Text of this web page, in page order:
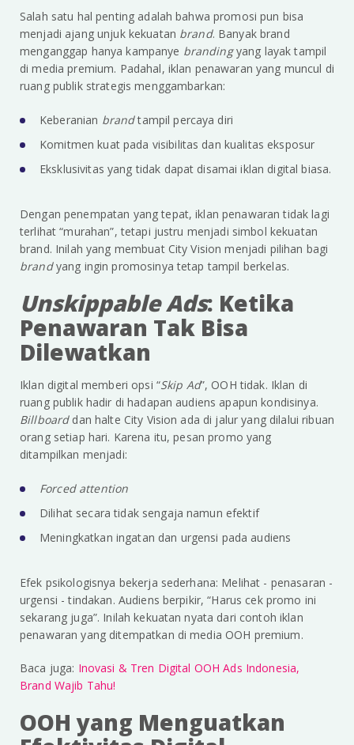
Salah satu hal penting adalah bahwa promosi pun bisa
menjadi ajang unjuk kekuatan brand. Banyak brand
menganggap hanya kampanye brandingyang layak tampil
di media premium. Padahal, iklan penawaran yang muncul di
ruang publik strategis menggambarkan:
Keberanian brandtampil percaya diri
Komitmen kuat pada visibilitas dan kualitas eksposur
Eksklusivitas yang tidak dapat disamai iklan digital biasa.
Dengan penempatan yang tepat, iklan penawaran tidak lagi
terlihat “murahan”, tetapi justru menjadi simbol kekuatan
brand. Inilah yang membuat City Vision menjadi pilihan bagi
brandyang ingin promosinya tetap tampil berkelas.
Unskippable Ads: Ketika
Penawaran Tak Bisa
Dilewatkan
Iklan digital memberi opsi “Skip Ad”, OOH tidak. Iklan di
ruang publik hadir di hadapan audiens apapun kondisinya.
Billboard dan halte City Vision ada di jalur yang dilalui ribuan
orang setiap hari. Karena itu, pesan promo yang
ditampilkan menjadi:
Forced attention
Dilihat secara tidak sengaja namun efektif
Meningkatkan ingatan dan urgensi pada audiens
Efek psikologisnya bekerja sederhana: Melihat - penasaran -
urgensi - tindakan. Audiens berpikir, “Harus cek promo ini
sekarang juga”. Inilah kekuatan nyata dari contoh iklan
penawaran yang ditempatkan di media OOH premium.
Baca juga: Inovasi & Tren Digital OOH Ads Indonesia,
Brand Wajib Tahu!
OOH yang Menguatkan